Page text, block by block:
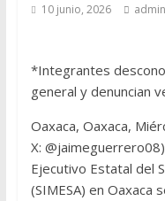
10 junio, 2026 admin
*Integrantes
general y denuncian
Oaxaca, Oaxaca,
X:
Ejecutivo Estatal del
(SIMESA) en